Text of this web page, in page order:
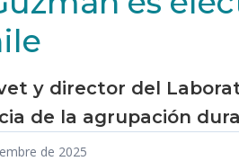
y director del
de la agrupación
de 2025